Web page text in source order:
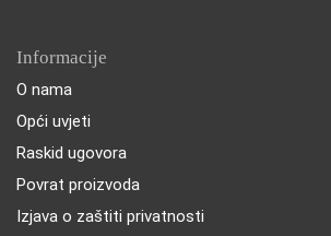
Informacije
O nama
Opći uvjeti
Raskid ugovora
Povrat proizvoda
Izjava o zaštiti privatnosti